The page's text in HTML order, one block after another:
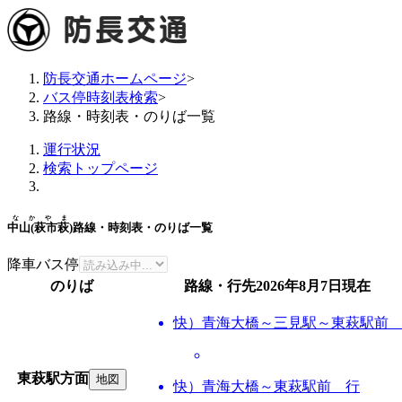
防長交通ホームページ>
バス停時刻表検索>
路線・時刻表・のりば一覧
運行状況
検索トップページ
中山(萩市萩)
なかやま
路線・時刻表・のりば一覧
降車バス停
のりば
路線・行先2026年8月7日 現在
東萩駅方面 地図
快）青海大橋～三見駅～東萩駅前
快）青海大橋～東萩駅前 行